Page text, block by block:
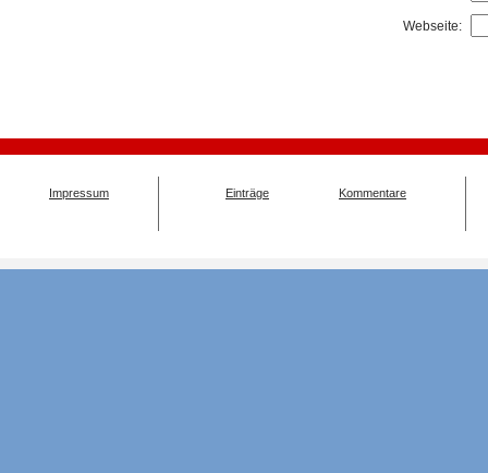
Webseite:
Impressum Einträge Kommentare